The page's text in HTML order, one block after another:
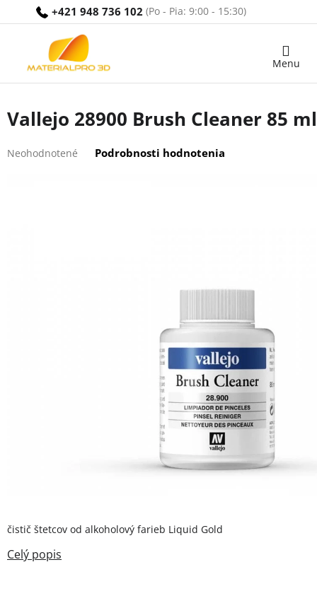
+421 948 736 102
Nákupný
Vallejo 28900 Brush Cleaner 85 ml
hodnotenie
Neohodnotené Podrobnosti hodnotenia
čistič štetcov od alkoholový farieb Liquid Gold